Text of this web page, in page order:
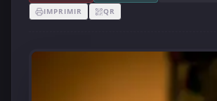
IMPRIMIR
QR